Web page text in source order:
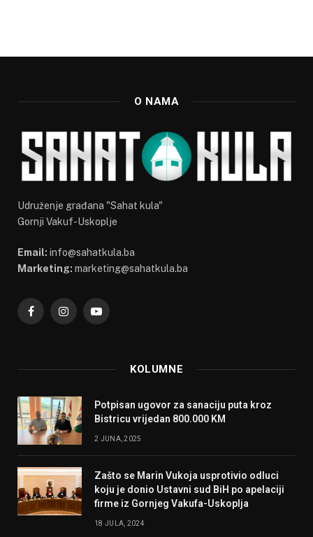
O NAMA
Udruženje građana "Sahat kula"
Gornji Vakuf-Uskoplje
Email: info@sahatkula.ba
Marketing: marketing@sahatkula.ba
FacebookInstagramYouTube
KOLUMNE
Potpisan ugovor za sanaciju puta kroz
Bistricu vrijedan 800.000 KM
2 JUNA, 2025
Zašto se Marin Vukoja usprotivio odluci
koju je donio Ustavni sud BiH po apelaciji
firme iz Gornjeg Vakufa-Uskoplja
18 JULA, 2024